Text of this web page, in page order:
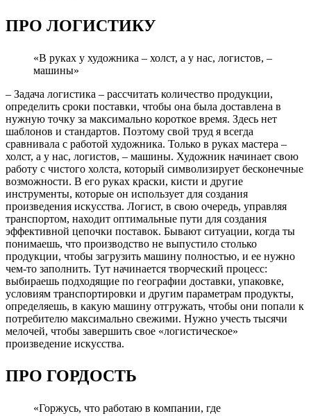
ПРО ЛОГИСТИКУ
«В руках у художника – холст, а у нас, логистов, –
машины»
– Задача логистика – рассчитать количество продукции,
определить сроки поставки, чтобы она была доставлена в
нужную точку за максимально короткое время. Здесь нет
шаблонов и стандартов. Поэтому свой труд я всегда
сравнивала с работой художника. Только в руках мастера –
холст, а у нас, логистов, – машины. Художник начинает свою
работу с чистого холста, который символизирует бесконечные
возможности. В его руках краски, кисти и другие
инструменты, которые он использует для создания
произведения искусства. Логист, в свою очередь, управляя
транспортом, находит оптимальные пути для создания
эффективной цепочки поставок. Бывают ситуации, когда ты
понимаешь, что производство не выпустило столько
продукции, чтобы загрузить машину полностью, и ее нужно
чем-то заполнить. Тут начинается творческий процесс:
выбираешь подходящие по географии доставки, упаковке,
условиям транспортировки и другим параметрам продукты,
определяешь, в какую машину отгружать, чтобы они попали к
потребителю максимально свежими. Нужно учесть тысячи
мелочей, чтобы завершить свое «логистическое»
произведение искусства.
ПРО ГОРДОСТЬ
«Горжусь, что работаю в компании, где